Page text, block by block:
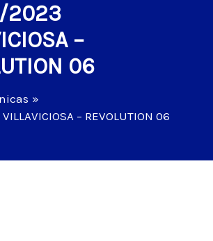
2023
–
06
– REVOLUTION 06